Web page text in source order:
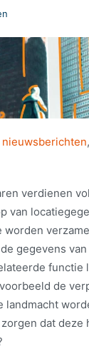
nieuwsberichten,
verdienen
van
gegevens
functie
de
landmacht
dat deze